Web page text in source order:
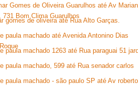
Gomes de Oliveira Guarulhos até Av
Bom Clima Guarulhos
gomes de oliveira até Rua Alto Garças.
paula machado até Avenida Antonino Dias
paula machado 1263 até Rua paraguai 51
paula machado, 599 até Rua senador carlos
paula machado - são paulo SP até Av roberto